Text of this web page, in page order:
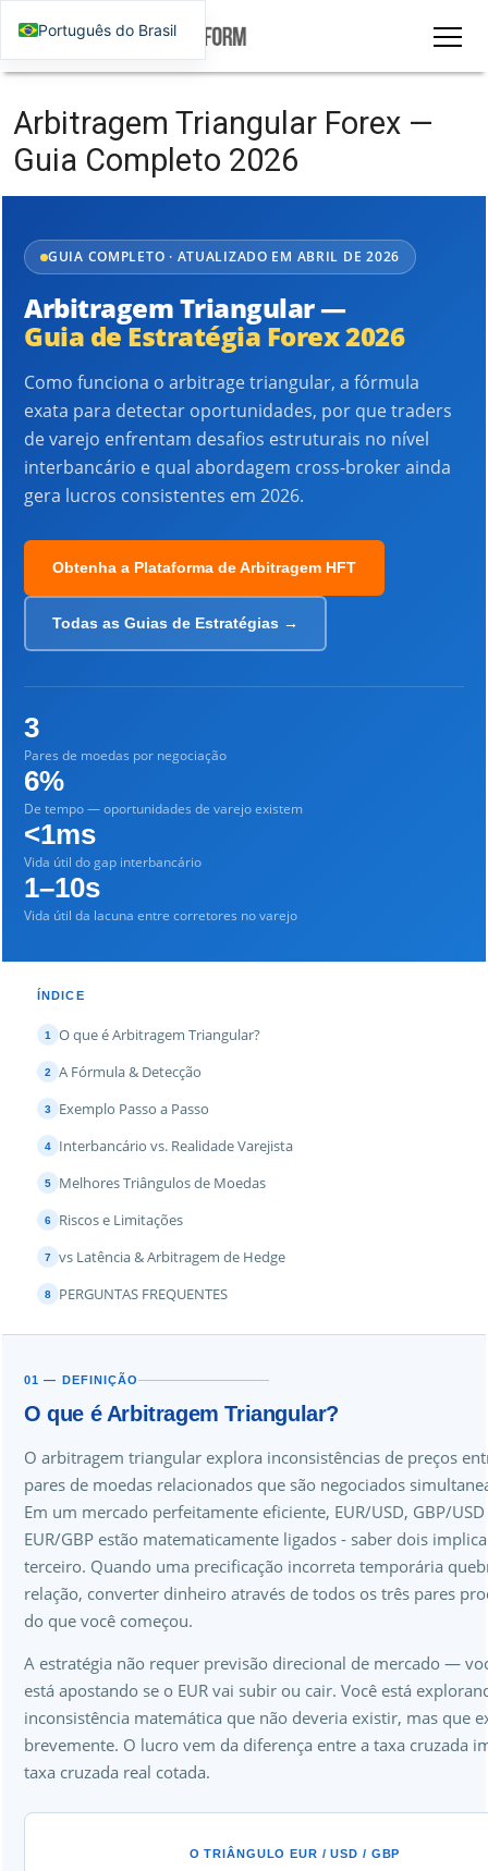
Arbitragem Triangular Forex —
Guia Completo 2026
GUIA COMPLETO · ATUALIZADO EM ABRIL DE 2026
Arbitragem Triangular —
Guia de Estratégia Forex 2026
Como funciona o arbitrage triangular, a fórmula
exata para detectar oportunidades, por que traders
de varejo enfrentam desafios estruturais no nível
interbancário e qual abordagem cross-broker ainda
gera lucros consistentes em 2026.
Obtenha a Plataforma de Arbitragem HFT
Todas as Guias de Estratégias →
3
Pares de moedas por negociação
6%
De tempo — oportunidades de varejo existem
<1ms
Vida útil do gap interbancário
1–10s
Vida útil da lacuna entre corretores no varejo
ÍNDICE
1 O que é Arbitragem Triangular?
2 A Fórmula & Detecção
3 Exemplo Passo a Passo
4 Interbancário vs. Realidade Varejista
5 Melhores Triângulos de Moedas
6 Riscos e Limitações
7 vs Latência & Arbitragem de Hedge
8 PERGUNTAS FREQUENTES
01 — DEFINIÇÃO
O que é Arbitragem Triangular?
O arbitragem triangular explora inconsistências de preços
pares de moedas relacionados que são negociados
Em um mercado perfeitamente eficiente, EUR/USD, GBP/USD
EUR/GBP estão matematicamente ligados - saber dois
terceiro. Quando uma precificação incorreta temporária
relação, converter dinheiro através de todos os três pares
do que você começou.
A estratégia não requer previsão direcional de mercado —
está apostando se o EUR vai subir ou cair. Você está
inconsistência matemática que não deveria existir, mas que
brevemente. O lucro vem da diferença entre a taxa cruzada
taxa cruzada real cotada.
O TRIÂNGULO EUR / USD / GBP
Português do Brasil